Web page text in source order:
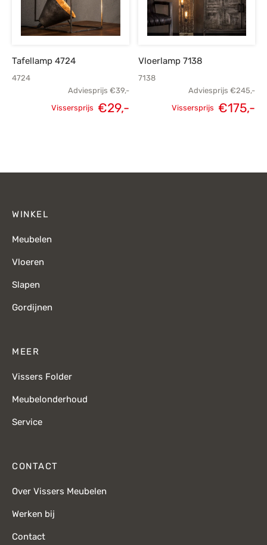
Tafellamp 4724
4724
Adviesprijs €39,-
Vissersprijs €29,-
Vloerlamp 7138
7138
Adviesprijs €245,-
Vissersprijs €175,-
WINKEL
Meubelen
Vloeren
Slapen
Gordijnen
MEER
Vissers Folder
Meubelonderhoud
Service
CONTACT
Over Vissers Meubelen
Werken bij
Contact